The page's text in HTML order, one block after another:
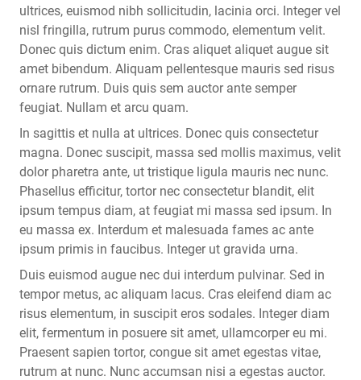
ultrices, euismod nibh sollicitudin, lacinia orci. Integer vel
nisl fringilla, rutrum purus commodo, elementum velit.
Donec quis dictum enim. Cras aliquet aliquet augue sit
amet bibendum. Aliquam pellentesque mauris sed risus
ornare rutrum. Duis quis sem auctor ante semper
feugiat. Nullam et arcu quam.
In sagittis et nulla at ultrices. Donec quis consectetur
magna. Donec suscipit, massa sed mollis maximus, velit
dolor pharetra ante, ut tristique ligula mauris nec nunc.
Phasellus efficitur, tortor nec consectetur blandit, elit
ipsum tempus diam, at feugiat mi massa sed ipsum. In
eu massa ex. Interdum et malesuada fames ac ante
ipsum primis in faucibus. Integer ut gravida urna.
Duis euismod augue nec dui interdum pulvinar. Sed in
tempor metus, ac aliquam lacus. Cras eleifend diam ac
risus elementum, in suscipit eros sodales. Integer diam
elit, fermentum in posuere sit amet, ullamcorper eu mi.
Praesent sapien tortor, congue sit amet egestas vitae,
rutrum at nunc. Nunc accumsan nisi a egestas auctor.